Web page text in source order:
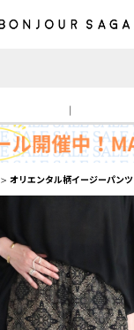
|
>オリエンタル柄イージーパンツ